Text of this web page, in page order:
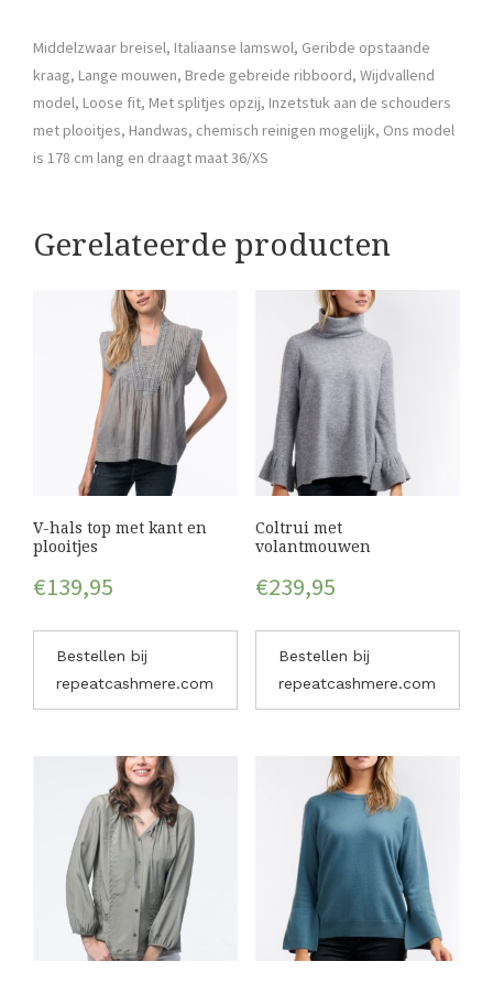
Middelzwaar breisel, Italiaanse lamswol, Geribde opstaande
kraag, Lange mouwen, Brede gebreide ribboord, Wijdvallend
model, Loose fit, Met splitjes opzij, Inzetstuk aan de schouders
met plooitjes, Handwas, chemisch reinigen mogelijk, Ons model
is 178 cm lang en draagt maat 36/XS
Gerelateerde producten
V-hals top met kant en
plooitjes
€139,95
Bestellen bij
repeatcashmere.com
Coltrui met
volantmouwen
€239,95
Bestellen bij
repeatcashmere.com